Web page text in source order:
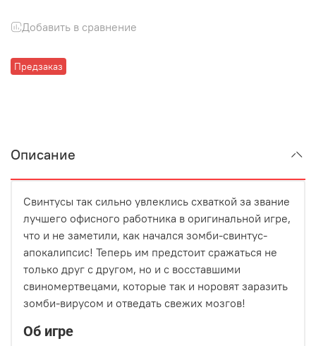
Предзаказ
Добавить в сравнение
Описание
Свинтусы так сильно увлеклись схваткой за звание
лучшего офисного работника в оригинальной игре,
что и не заметили, как начался зомби-свинтус-
апокалипсис! Теперь им предстоит сражаться не
только друг с другом, но и с восставшими
свиномертвецами, которые так и норовят заразить
зомби-вирусом и отведать свежих мозгов!
Об игре